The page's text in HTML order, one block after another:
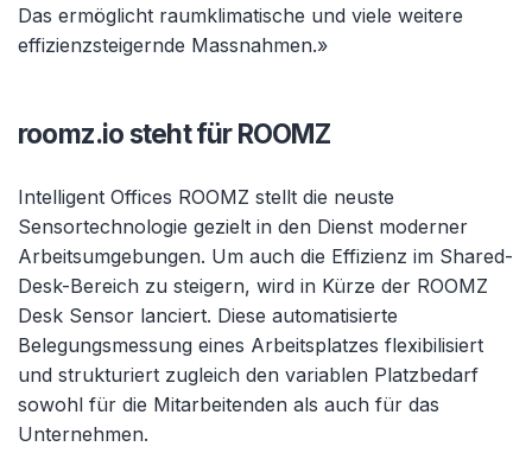
Das ermöglicht raumklimatische und viele weitere
effizienzsteigernde Massnahmen.»
roomz.io steht für ROOMZ
Intelligent Offices ROOMZ stellt die neuste
Sensortechnologie gezielt in den Dienst moderner
Arbeitsumgebungen. Um auch die Effizienz im Shared-
Desk-Bereich zu steigern, wird in Kürze der ROOMZ
Desk Sensor lanciert. Diese automatisierte
Belegungsmessung eines Arbeitsplatzes flexibilisiert
und strukturiert zugleich den variablen Platzbedarf
sowohl für die Mitarbeitenden als auch für das
Unternehmen.